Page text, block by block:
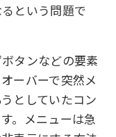
という問題で
タンなどの要素
ーバーで突然メ
としていたコン
。メニューは急